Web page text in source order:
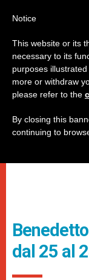
dal 25 al
Notice
This website or its
necessary to its
purposes
more or withdraw
please refer to the
By closing this
continuing to